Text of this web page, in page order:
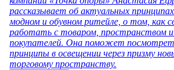
рассказывает об актуальных
модном и обувном ритейле, о том, как
работать с товаром, пространством
покупателей. Она поможет
принципы в освещении через призму
торговому пространству.